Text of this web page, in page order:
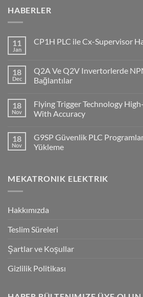
HABERLER
11
Jan
CP1H PLC ile Cx-Supervisor
CP1H
PLC
ile
Haberleşmesi
18
Dec
Q2A Ve Q2V Invertorlerde
Bağlantılar
on
Q2A
Ve
NPN/PNP
Giriş
Bağlantılar
18
Nov
Flying Trigger Technology
With Accuracy
on
Flying
Trigger
Inspection
With
18
Nov
G9SP Güvenlik PLC
Yükleme
G9SP
Güvenlik
Sürücüsü
MEKATRONIK ELEKTRIK
Hakkımızda
Teslim Süreleri
Şartlar ve Koşullar
Gizlilik Politikası